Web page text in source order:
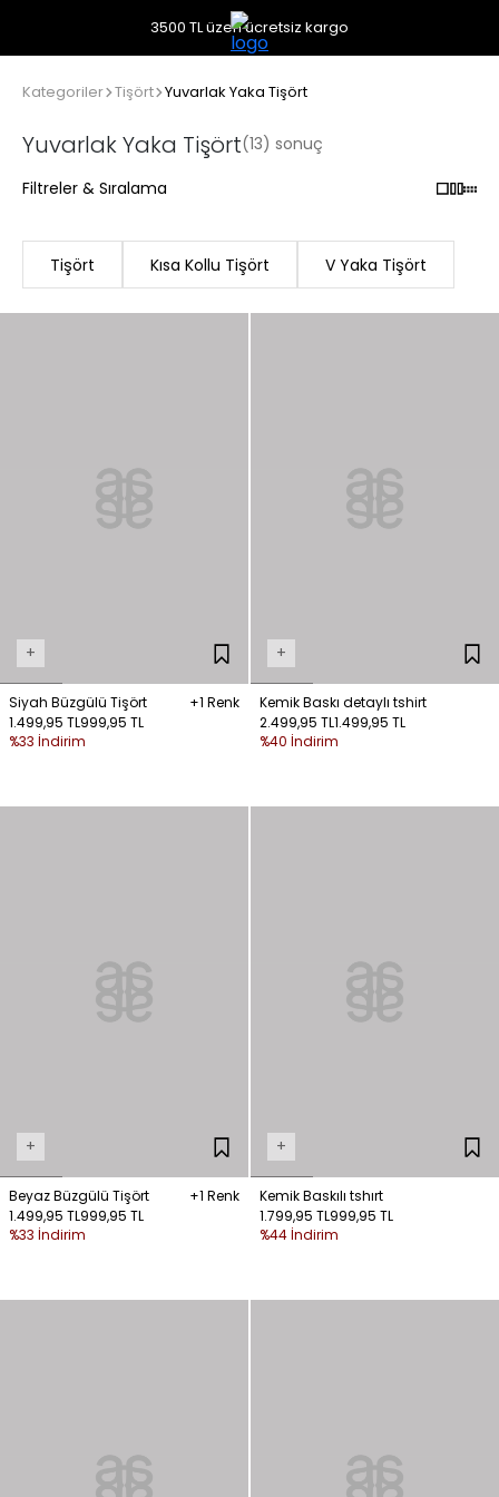
3500 TL üzeri ücretsiz kargo
Kategoriler Tişört Yuvarlak Yaka Tişört
Yuvarlak Yaka Tişört(13) sonuç
Filtreler & Sıralama
Tişört Kısa Kollu Tişört V Yaka Tişört
+
Siyah Büzgülü Tişört
+1 Renk
1.499,95 TL999,95 TL
%33 İndirim
+
Kemik Baskı detaylı tshirt
2.499,95 TL1.499,95 TL
%40 İndirim
+
Beyaz Büzgülü Tişört
+1 Renk
1.499,95 TL999,95 TL
%33 İndirim
+
Kemik Baskılı tshırt
1.799,95 TL999,95 TL
%44 İndirim